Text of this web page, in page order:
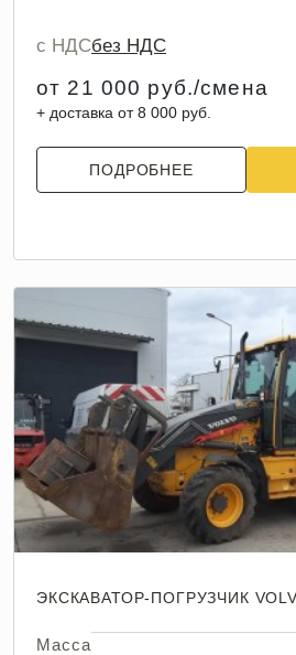
с НДСбез НДС
от 21 000 руб./смена
+ доставка от 8 000 руб.
ПОДРОБНЕЕ
ЭКСКАВАТОР-ПОГРУЗЧИК
Масса